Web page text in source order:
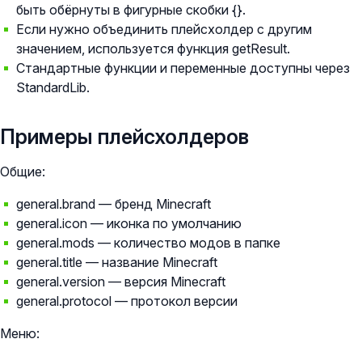
быть обёрнуты в фигурные скобки {}.
Если нужно объединить плейсхолдер с другим
значением, используется функция getResult.
Стандартные функции и переменные доступны через
StandardLib.
Примеры плейсхолдеров
Общие:
general.brand — бренд Minecraft
general.icon — иконка по умолчанию
general.mods — количество модов в папке
general.title — название Minecraft
general.version — версия Minecraft
general.protocol — протокол версии
Меню: